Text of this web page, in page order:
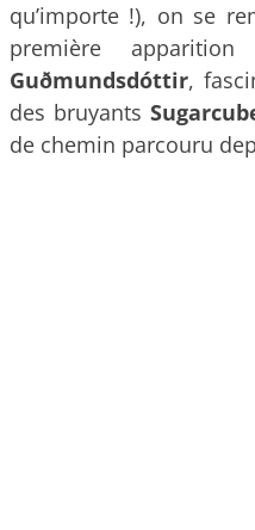
qu’importe !), on se
première
Guðmundsdóttir,
des bruyants
de chemin parcouru